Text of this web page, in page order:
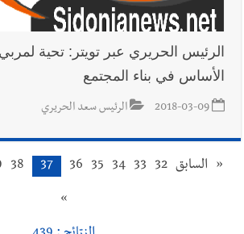
الرئيس الحريري عبر تويتر: تحية
الأساس في بناء المجتمع
2018-03-09 الرئيس سعد الحريري
« السابق 32
33
34
35
36
37
38
»